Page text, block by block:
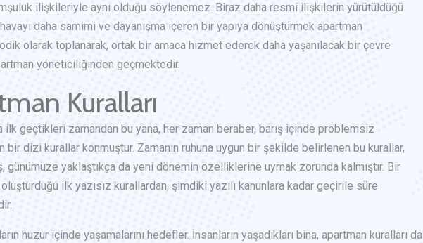
ilişkileriyle aynı olduğu söylenemez. Biraz daha resmi ilişkilerin yürütüldüğü
daha samimi ve dayanışma içeren bir yapıya dönüştürmek apartman
olarak toplanarak, ortak bir amaca hizmet ederek daha yaşanılacak bir çevre
yöneticiliğinden geçmektedir.
Kuralları
ilk geçtikleri zamandan bu yana, her zaman beraber, barış içinde problemsiz
bir dizi kurallar konmuştur. Zamanın ruhuna uygun bir şekilde belirlenen bu kurallar,
yaklaştıkça da yeni dönemin özelliklerine uymak zorunda kalmıştır. Bir
ilk yazısız kurallardan, şimdiki yazılı kanunlara kadar geçirile süre
huzur içinde yaşamalarını hedefler. İnsanların yaşadıkları bina, apartman kuralları da